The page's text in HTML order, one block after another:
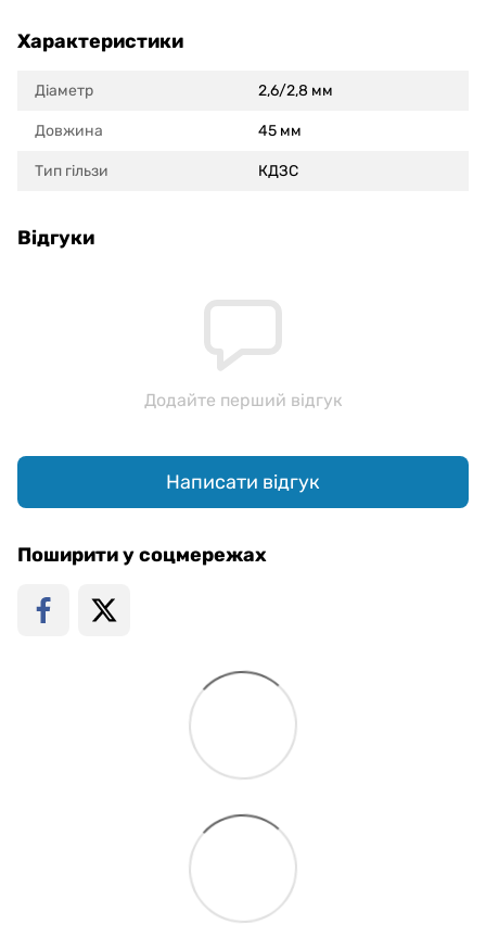
Характеристики
Діаметр 2,6/2,8 мм
Довжина 45 мм
Тип гільзи КДЗС
Відгуки
Додайте перший відгук
Написати відгук
Поширити у соцмережах